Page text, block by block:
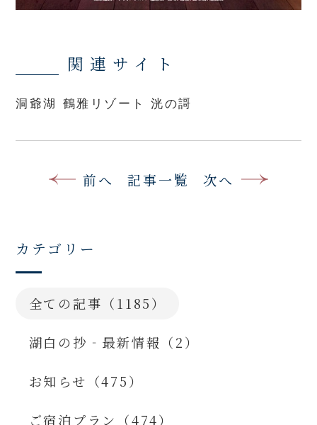
関連サイト
洞爺湖 鶴雅リゾート 洸の謌
前へ 記事一覧 次へ
カテゴリー
全ての記事（1185）
湖白の抄‐最新情報（2）
お知らせ（475）
ご宿泊プラン（474）